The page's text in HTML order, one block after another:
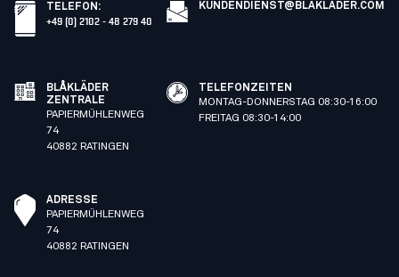
TELEFON :
+49 (0) 2102 - 48 279 40
KUNDENDIENST@BLAKLADER.COM
BLÅKLÄDER
ZENTRALE
PAPIERMÜHLENWEG
74
40882 RATINGEN
TELEFONZEITEN
MONTAG-DONNERSTAG 08:30-16:00
FREITAG 08:30-14:00
ADRESSE
PAPIERMÜHLENWEG
74
40882 RATINGEN